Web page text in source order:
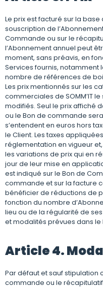
Le prix est facturé sur la
souscription de
Commande ou sur le
l’Abonnement annuel peut
moment, sans préavis, en
Services fournis, notamment
nombre de références de
Les prix mentionnés sur les
commerciales de SOMM’IT
modifiés. Seul le prix affiché
ou le Bon de commande
s’entendent en euros hors
le Client. Les taxes
réglementation en vigueur
les variations de prix qui en
jour de leur mise en
est indiqué sur le Bon de
commande et sur la facture
bénéficier de réductions de
fonction du nombre
lieu ou de la régularité de
et modalités prévues dans
Article 4.
Par défaut et sauf stipulation
commande ou le